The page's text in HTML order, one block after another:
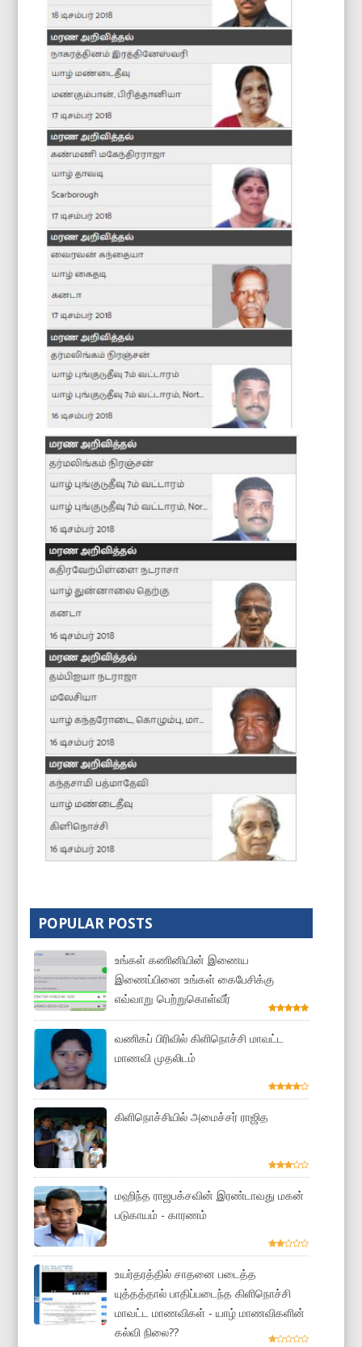
POPULAR POSTS
உங்கள் கணினியின் இணைய
இணைப்பினை உங்கள் கைபேசிக்கு
எவ்வாறு பெற்றுகொள்வீர்
வணிகப் பிரிவில் கிளிநொச்சி மாவட்ட
மாணவி முதலிடம்
கிளிநொச்சியில் அமைச்சர் ராஜித
மஹிந்த ராஜபக்சவின் இரண்டாவது மகன்
படுகாயம் - காரணம்
உயர்தரத்தில் சாதனை படைத்த
யுத்தத்தால் பாதிப்படைந்த கிளிநொச்சி
மாவட்ட மாணவிகள் - யாழ் மாணவிகளின்
கல்வி நிலை??